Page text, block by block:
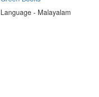
Language - Malayalam